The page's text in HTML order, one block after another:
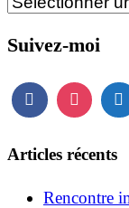
Suivez-moi
Articles récents
Rencontre